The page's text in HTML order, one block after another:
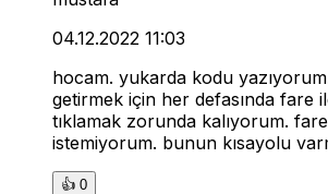
04.12.2022 11:03
hocam. yukarda kodu
getirmek için her defasında fare
tıklamak zorunda kalıyorum.
istemiyorum. bunun kısayolu
👍 0